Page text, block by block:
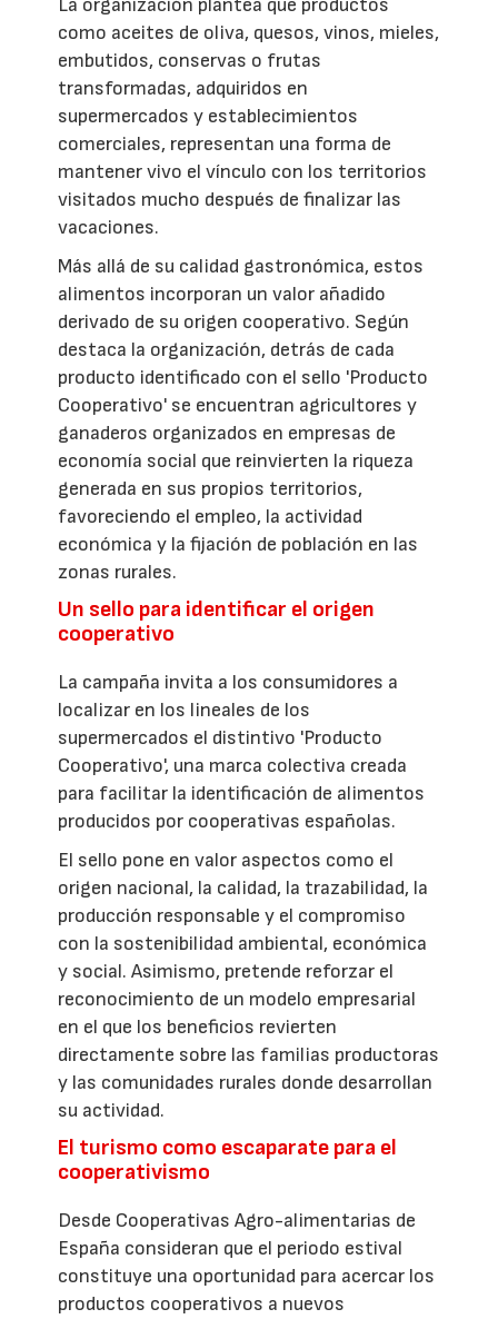
La organización plantea que productos
como aceites de oliva, quesos, vinos, mieles,
embutidos, conservas o frutas
transformadas, adquiridos en
supermercados y establecimientos
comerciales, representan una forma de
mantener vivo el vínculo con los territorios
visitados mucho después de finalizar las
vacaciones.
Más allá de su calidad gastronómica, estos
alimentos incorporan un valor añadido
derivado de su origen cooperativo. Según
destaca la organización, detrás de cada
producto identificado con el sello 'Producto
Cooperativo' se encuentran agricultores y
ganaderos organizados en empresas de
economía social que reinvierten la riqueza
generada en sus propios territorios,
favoreciendo el empleo, la actividad
económica y la fijación de población en las
zonas rurales.
Un sello para identificar el origen
cooperativo
La campaña invita a los consumidores a
localizar en los lineales de los
supermercados el distintivo 'Producto
Cooperativo', una marca colectiva creada
para facilitar la identificación de alimentos
producidos por cooperativas españolas.
El sello pone en valor aspectos como el
origen nacional, la calidad, la trazabilidad, la
producción responsable y el compromiso
con la sostenibilidad ambiental, económica
y social. Asimismo, pretende reforzar el
reconocimiento de un modelo empresarial
en el que los beneficios revierten
directamente sobre las familias productoras
y las comunidades rurales donde desarrollan
su actividad.
El turismo como escaparate para el
cooperativismo
Desde Cooperativas Agro-alimentarias de
España consideran que el periodo estival
constituye una oportunidad para acercar los
productos cooperativos a nuevos